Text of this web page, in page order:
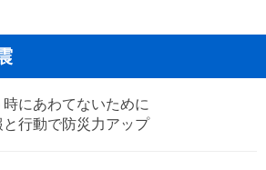
にあわてないために
行動で防災力アップ